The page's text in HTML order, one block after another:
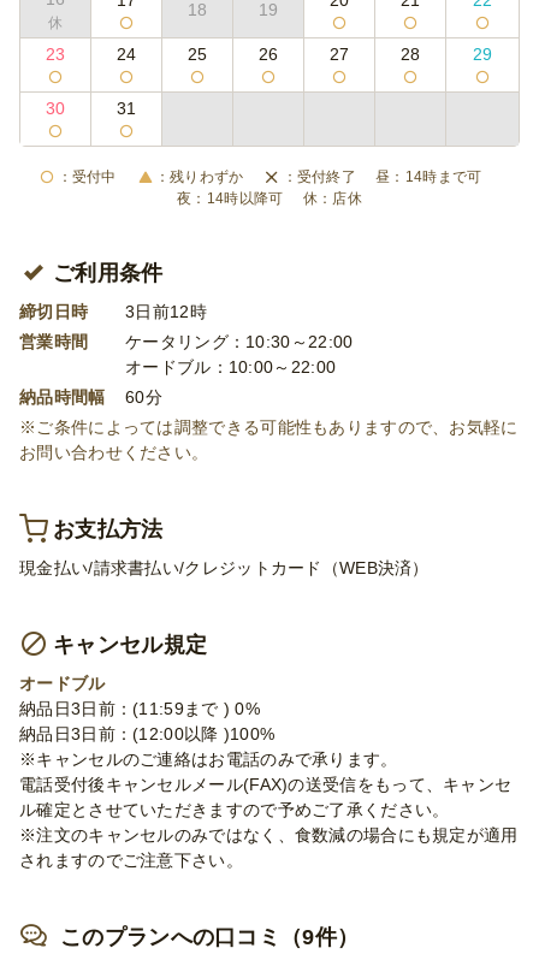
18 19
23 24 25 26 27 28 29
30 31
受付中 残りわずか 受付終了
14時まで可
14時以降可
店休
ご利用条件
締切日時
3日前12時
営業時間
ケータリング：10:30～22:00
オードブル：10:00～22:00
納品時間幅
60分
※ご条件によっては調整できる可能性もありますので、お気軽に
お問い合わせください。
お支払方法
現金払い/請求書払い/クレジットカード（WEB決済）
キャンセル規定
オードブル
納品日3日前：(11:59まで ) 0%
納品日3日前：(12:00以降 )100%
※キャンセルのご連絡はお電話のみで承ります。
電話受付後キャンセルメール(FAX)の送受信をもって、キャンセ
ル確定とさせていただきますので予めご了承ください。
※注文のキャンセルのみではなく、食数減の場合にも規定が適用
されますのでご注意下さい。
このプランへの口コミ（9件）